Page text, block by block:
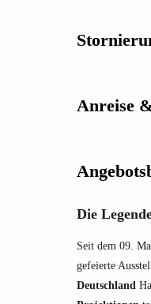
Anreise
Die
Seit dem 09.
gefeierte
Deutschland